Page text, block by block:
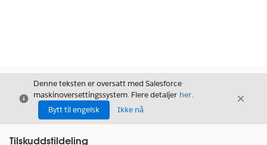
Avslutt
Denne teksten er oversatt med Salesforce
maskinoversettingssystem. Flere detaljer her.
Bytt til engelsk
Ikke nå
Avslutt
Tilskuddstildeling